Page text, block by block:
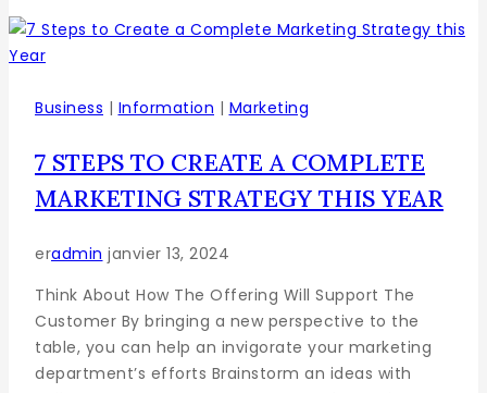
Business | Information | Marketing
7 STEPS TO CREATE A COMPLETE
MARKETING STRATEGY THIS YEAR
eradmin janvier 13, 2024
Think About How The Offering Will Support The
Customer By bringing a new perspective to the
table, you can help an invigorate your marketing
department’s efforts Brainstorm an ideas with